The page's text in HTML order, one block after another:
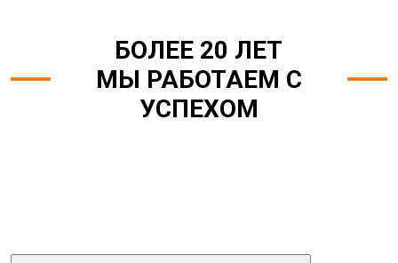
БОЛЕЕ 20 ЛЕТ
МЫ РАБОТАЕМ С
УСПЕХОМ